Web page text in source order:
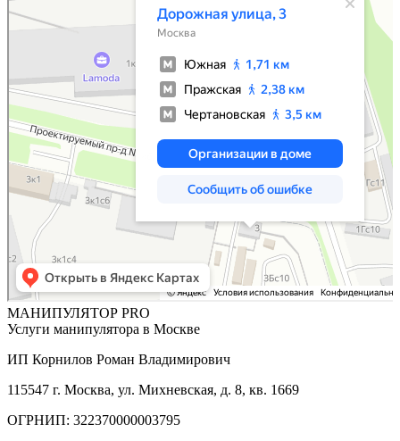
МАНИПУЛЯТОР PRO
Услуги манипулятора в Москве
ИП Корнилов Роман Владимирович
115547 г. Москва, ул. Михневская, д. 8, кв. 1669
ОГРНИП: 322370000003795